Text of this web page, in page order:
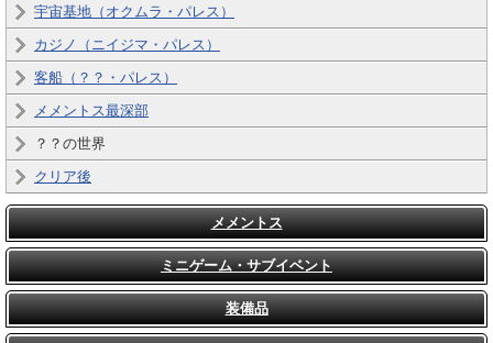
宇宙基地（オクムラ・パレス）
カジノ（ニイジマ・パレス）
客船（？？・パレス）
メメントス最深部
？？の世界
クリア後
メメントス
ミニゲーム・サブイベント
装備品